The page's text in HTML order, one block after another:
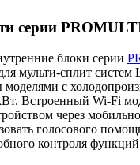
серии
блоки серии
мульти-сплит систем
моделями с
Встроенный Wi-Fi
через
голосового
контроля